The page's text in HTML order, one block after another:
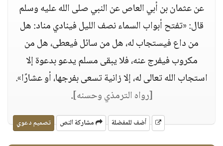
عن عثمان بن أبي العاص عن النبي صلى الله عليه وسلم
قال: «تفتح أبواب السماء نصف الليل فينادي مناد: هل
من داع فيستجاب له، هل من سائل فيعطى، هل من
مكروب فيفرج عنه، فلا يبقى مسلم يدعو بدعوة إلا
استجاب الله تعالى له، إلا زانية تسعى بفرجها، أو عشارًا».
[رواه الترمذي وحسنه].
أضف للمفضلة مشاركة النص تصميم دعوي